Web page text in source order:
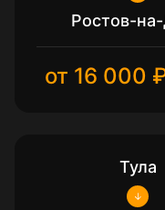
Ростов-
от 16 000
Тула